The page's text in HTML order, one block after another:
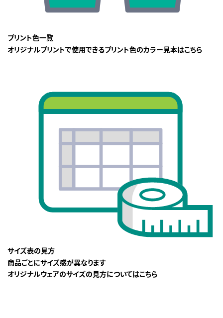
プリント色一覧
オリジナルプリントで使用できるプリント色のカラー見本はこちら
サイズ表の見方
商品ごとにサイズ感が異なります
オリジナルウェアのサイズの見方についてはこちら